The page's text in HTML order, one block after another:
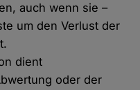
auch wenn sie –
um den Verlust der
dient
oder der